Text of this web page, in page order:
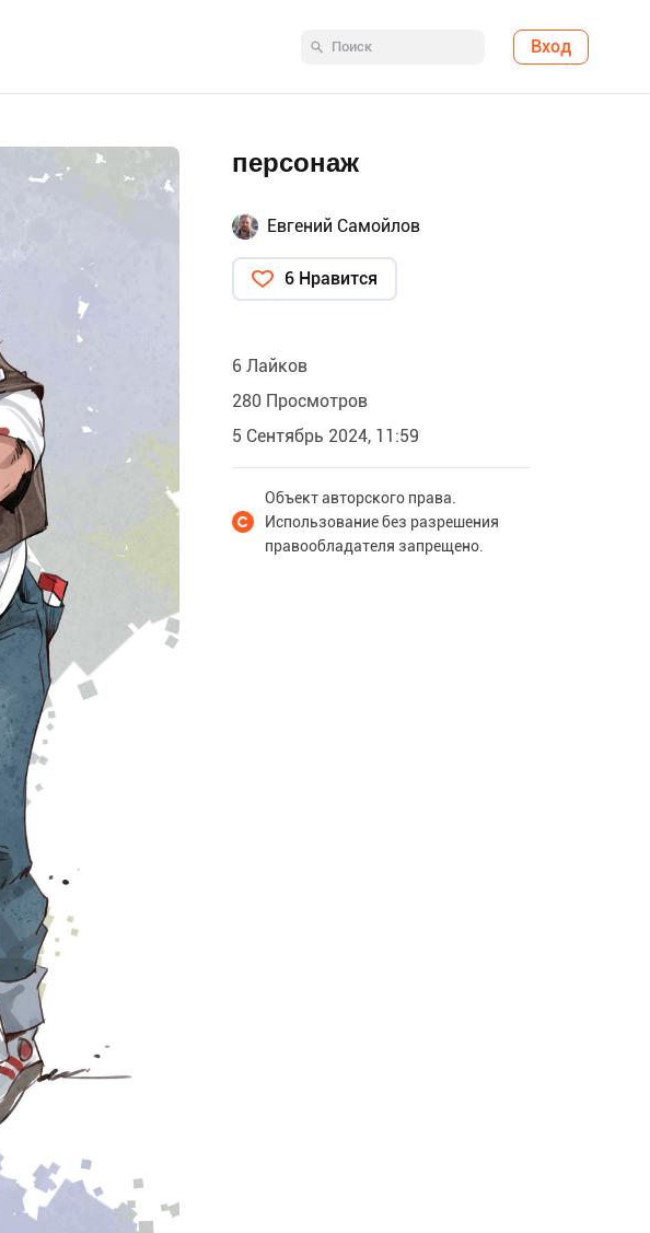
Вход
персонаж
Евгений Самойлов
6 Нравится
6 Лайков
280 Просмотров
5 Сентябрь 2024, 11:59
Объект авторского права.
Использование без разрешения
правообладателя запрещено.